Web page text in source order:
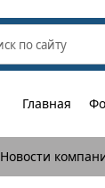
Главная
Новости